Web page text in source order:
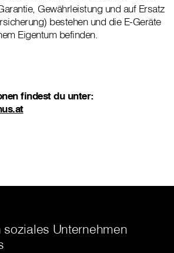
Gewährleistung und auf Ersatz
bestehen und die E-Geräte
Eigentum befinden.
findest du unter:
soziales Unternehmen